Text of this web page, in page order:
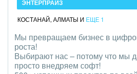
Рынки и торговля
Финансы, бухгалтерия, банки
Химия и нефтехимия
ЭНТЕРПРАЙЗ
КОСТАНАЙ, АЛМАТЫ И ЕЩЕ 1
Мы превращаем бизнес в
роста!
Выбирают нас – потому что мы
просто внедряем софт!